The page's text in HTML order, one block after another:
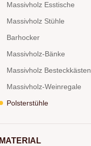
Massivholz Esstische
Massivholz Stühle
Barhocker
Massivholz-Bänke
Massivholz Besteckkästen
Massivholz-Weinregale
Polsterstühle
MATERIAL